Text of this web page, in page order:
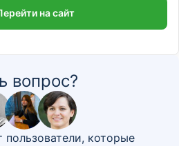
на сайт
вопрос?
пользователи, которые